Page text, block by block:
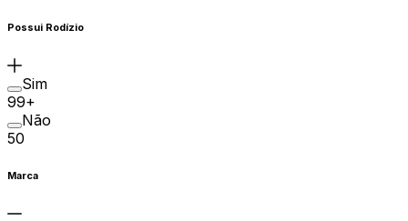
Possui Rodízio
Sim
99+
Não
50
Marca